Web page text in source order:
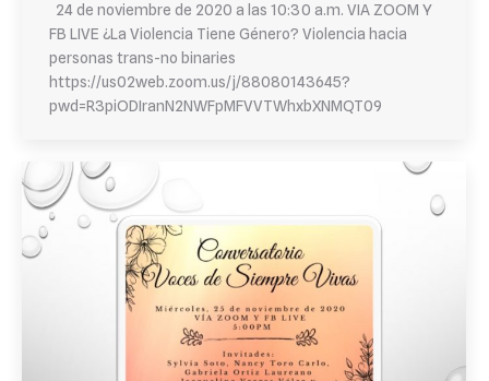
24 de noviembre de 2020 a las 10:30 a.m. VIA ZOOM Y
FB LIVE ¿La Violencia Tiene Género? Violencia hacia
personas trans-no binaries
https://us02web.zoom.us/j/88080143645?
pwd=R3piODIranN2NWFpMFVVTWhxbXNMQT09